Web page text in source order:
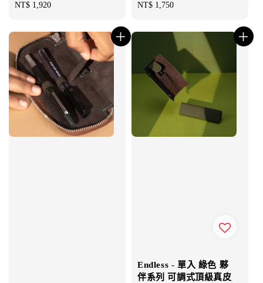
Regular
NT$ 1,920
Regular
NT$ 1,750
Endless - 單入 綠色 夥
伴系列 可調式頂級真皮